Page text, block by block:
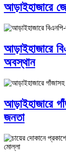
আড়াইহাজারে
আড়াইহাজারে
অবস্থান
আড়াইহাজারে
জনতা